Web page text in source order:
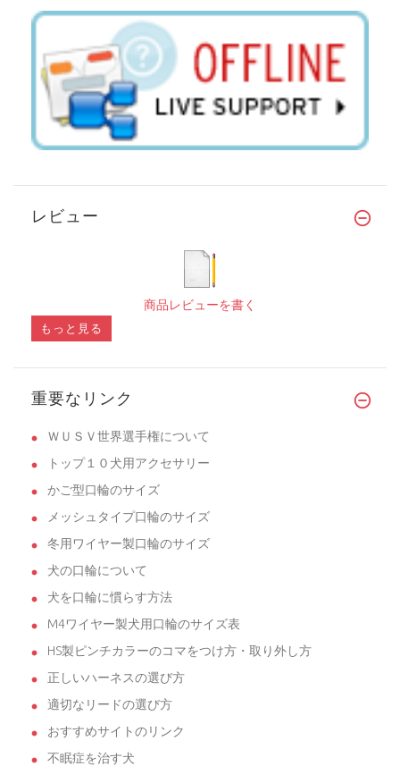
レビュー
商品レビューを書く
もっと見る
重要なリンク
ＷＵＳＶ世界選手権について
トップ１０犬用アクセサリー
かご型口輪のサイズ
メッシュタイプ口輪のサイズ
冬用ワイヤー製口輪のサイズ
犬の口輪について
犬を口輪に慣らす方法
M4ワイヤー製犬用口輪のサイズ表
HS製ピンチカラーのコマをつけ方・取り外し方
正しいハーネスの選び方
適切なリードの選び方
おすすめサイトのリンク
不眠症を治す犬